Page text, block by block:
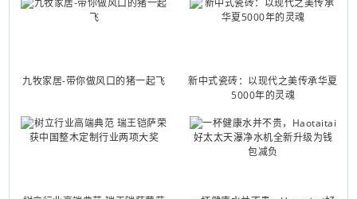
九牧家居-带你做风口的猪一起飞
新中式瓷砖：以现代之美传承华夏
5000年的灵魂